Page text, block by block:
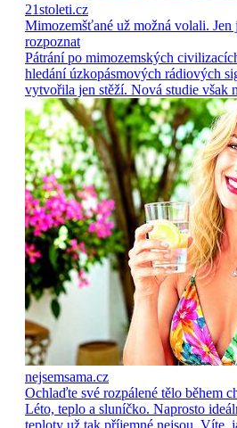
21stoleti.cz
Mimozemšťané už možná volali.
rozpoznat
Pátrání po mimozemských
hledání úzkopásmových rádiových
vytvořila jen stěží. Nová studie však
nejsemsama.cz
Ochlaďte své rozpálené tělo během
Léto, teplo a sluníčko. Naprosto
teploty už tak příjemné nejsou. Víte,